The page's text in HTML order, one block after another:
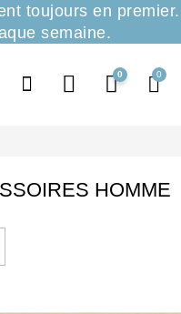
toujours en premier.
semaine.
0
HOMME